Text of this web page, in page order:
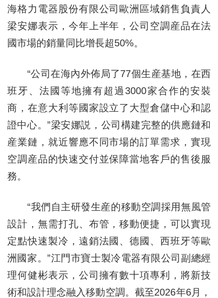
海格力電器股份有限公司歐洲區域銷售負責人
梁安娜表示，今年上半年，公司空調産品在法
國市場的銷量同比增長超50%。
“公司在海內外佈局了77個生産基地，在西
班牙、法國等地擁有超過3000家合作的安裝
商，在意大利等國家設立了大型倉儲中心和認
證中心。”梁安娜説，公司構建完整的供應鏈和
産業鏈，就近響應不同市場的訂單需求，實現
空調産品的快速交付並保障當地客戶的售後服
務。
“我們自主研發生産的移動空調採用無風管
設計，無需打孔、布管，移動便捷，可以實現
定點快速製冷，遠銷法國、德國、西班牙等歐
洲國家。”江門市寶士製冷電器有限公司副總經
理何健彬表示，公司擁有數十項專利，將新技
術和設計理念融入移動空調。截至2026年6月，